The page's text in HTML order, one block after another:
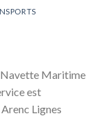
Navette Maritime
est
Lignes